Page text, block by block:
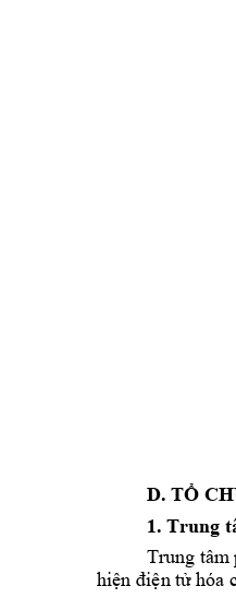
D. TỔ
1. Trung
Trung tâm
hiện điện tử hóa